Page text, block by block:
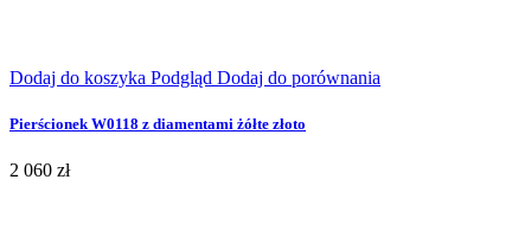
Dodaj do koszyka Podgląd Dodaj do porównania
Pierścionek W0118 z diamentami żółte złoto
2 060 zł